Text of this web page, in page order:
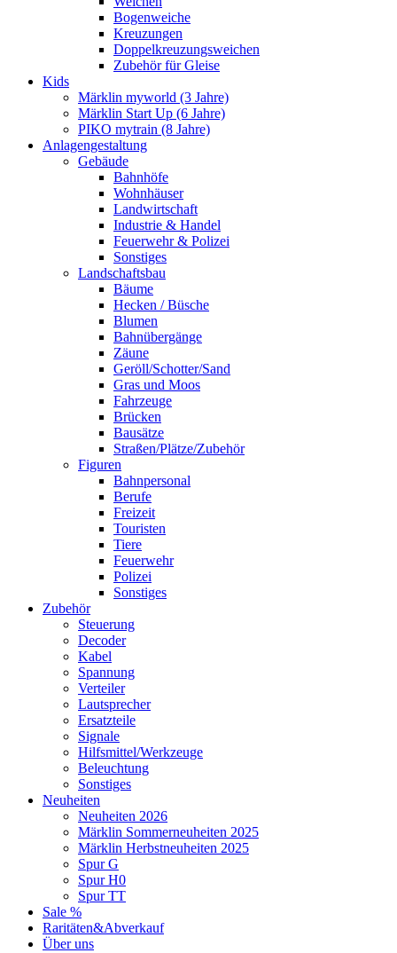
Bogenweiche
Kreuzungen
Doppelkreuzungsweichen
Zubehör für Gleise
Kids
Märklin myworld (3 Jahre)
Märklin Start Up (6 Jahre)
PIKO mytrain (8 Jahre)
Anlagengestaltung
Gebäude
Bahnhöfe
Wohnhäuser
Landwirtschaft
Industrie & Handel
Feuerwehr & Polizei
Sonstiges
Landschaftsbau
Bäume
Hecken / Büsche
Blumen
Bahnübergänge
Zäune
Geröll/Schotter/Sand
Gras und Moos
Fahrzeuge
Brücken
Bausätze
Straßen/Plätze/Zubehör
Figuren
Bahnpersonal
Berufe
Freizeit
Touristen
Tiere
Feuerwehr
Polizei
Sonstiges
Zubehör
Steuerung
Decoder
Kabel
Spannung
Verteiler
Lautsprecher
Ersatzteile
Signale
Hilfsmittel/Werkzeuge
Beleuchtung
Sonstiges
Neuheiten
Neuheiten 2026
Märklin Sommerneuheiten 2025
Märklin Herbstneuheiten 2025
Spur G
Spur H0
Spur TT
Sale %
Raritäten&Abverkauf
Über uns